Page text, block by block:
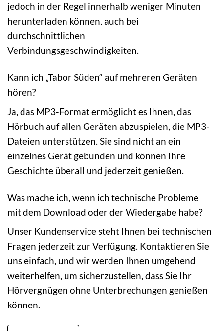
jedoch in der Regel innerhalb weniger Minuten
herunterladen können, auch bei
durchschnittlichen
Verbindungsgeschwindigkeiten.
Kann ich „Tabor Süden“ auf mehreren Geräten
hören?
Ja, das MP3-Format ermöglicht es Ihnen, das
Hörbuch auf allen Geräten abzuspielen, die MP3-
Dateien unterstützen. Sie sind nicht an ein
einzelnes Gerät gebunden und können Ihre
Geschichte überall und jederzeit genießen.
Was mache ich, wenn ich technische Probleme
mit dem Download oder der Wiedergabe habe?
Unser Kundenservice steht Ihnen bei technischen
Fragen jederzeit zur Verfügung. Kontaktieren Sie
uns einfach, und wir werden Ihnen umgehend
weiterhelfen, um sicherzustellen, dass Sie Ihr
Hörvergnügen ohne Unterbrechungen genießen
können.